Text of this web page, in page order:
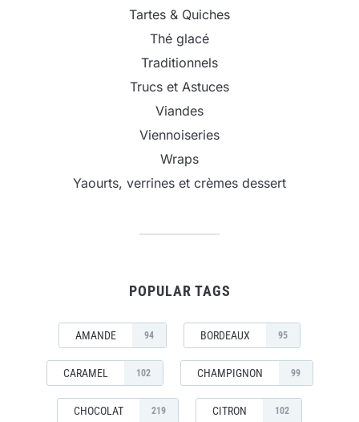
Tartes & Quiches
Thé glacé
Traditionnels
Trucs et Astuces
Viandes
Viennoiseries
Wraps
Yaourts, verrines et crèmes dessert
POPULAR TAGS
AMANDE 94 BORDEAUX 95
CARAMEL 102 CHAMPIGNON 99
CHOCOLAT 219 CITRON 102